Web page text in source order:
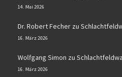
14. Mai 2026
Dr. Robert Fecher zu
16. März 2026
Wolfgang Simon zu
16. März 2026